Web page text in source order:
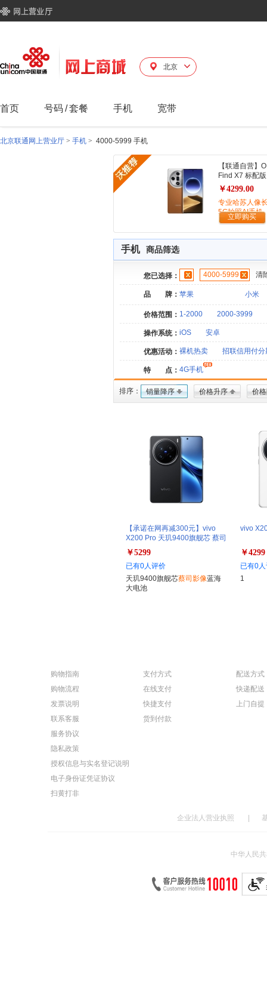
北京
首页 号码/套餐 手机 宽带
北京联通网上营业厅 > 手机 > 4000-5999 手机
【联通自营】
Find X7 标配版
￥4299.00
专业哈苏人像
5G拍照AI手机
立即购买
手机 商品筛选
您已选择： 4000-5999 清
品 牌： 苹果 小米
价格范围： 1-2000 2000-3999
操作系统： iOS 安卓
优惠活动： 裸机热卖 招联信用付分
特 点： 4G手机
排序： 销量降序 价格升序 价
【承诺在网再减300元】vivo
X200 Pro 天玑9400旗舰芯 蔡司
影像 6000mAh蓝海大电池
￥5299
已有0人评价
天玑9400旗舰芯蔡司影像蓝海
大电池
vivo
￥4299
已有0
1
购物指南
购物流程
发票说明
联系客服
服务协议
隐私政策
授权信息与实名登记说明
电子身份证凭证协议
扫黄打非
支付方式
在线支付
快捷支付
货到付款
配送方式
快递配送
上门自提
企业法人营业执照
中华人民